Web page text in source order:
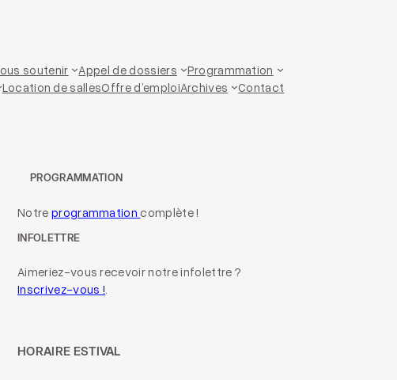
soutenir Appel de dossiers
Programmation
Location de sallesOffre d’emploiArchives Contact
PROGRAMMATION
Notre programmation complète !
INFOLETTRE
Aimeriez-vous recevoir notre infolettre ?
Inscrivez-vous !.
HORAIRE ESTIVAL